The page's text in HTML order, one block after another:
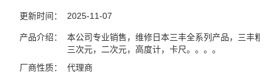
更新时间： 2025-11-07
产品介绍：
本公司专业销售，维修日本三丰全系列产品，三丰粗
三次元，二次元，高度计，卡尺。。。。
厂商性质：
代理商